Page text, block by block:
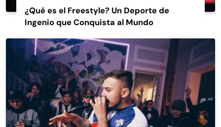
¿Qué es el Freestyle? Un Deporte de
Ingenio que Conquista al Mundo